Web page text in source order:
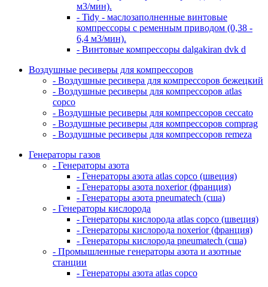
м3/мин).
- Tidy - маслозаполненные винтовые
компрессоры с ременным приводом (0,38 -
6,4 м3/мин).
- Винтовые компрессоры dalgakiran dvk d
Воздушные ресиверы для компрессоров
- Воздушные ресивера для компрессоров бежецкий
- Воздушные ресиверы для компрессоров atlas
copco
- Воздушные ресиверы для компрессоров ceccato
- Воздушные ресиверы для компрессоров comprag
- Воздушные ресиверы для компрессоров remeza
Генераторы газов
- Генераторы азота
- Генераторы азота atlas copco (швеция)
- Генераторы азота noxerior (франция)
- Генераторы азота pneumatech (сша)
- Генераторы кислорода
- Генераторы кислорода atlas copco (швеция)
- Генераторы кислорода noxerior (франция)
- Генераторы кислорода pneumatech (сша)
- Промышленные генераторы азота и азотные
станции
- Генераторы азота atlas copco